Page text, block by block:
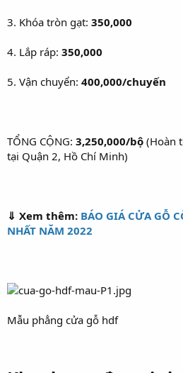
3. Khóa tròn gạt: 350,000
4. Lắp ráp: 350,000
5. Vận chuyển: 400,000/chuyến
TỔNG CỘNG: 3,250,000/bộ (Hoàn
tại Quận 2, Hồ Chí Minh)
⇓ Xem thêm: BÁO GIÁ CỬA GỖ
NHẤT NĂM 2022
Mẫu phẳng cửa gỗ hdf